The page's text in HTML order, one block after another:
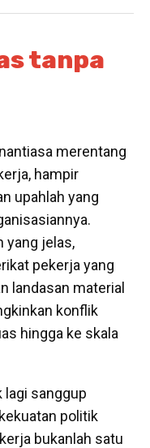
tanpa
merentang
hampir
upahlah yang
yang jelas,
pekerja yang
landasan material
konflik
hingga ke skala
lagi sanggup
politik
bukanlah satu